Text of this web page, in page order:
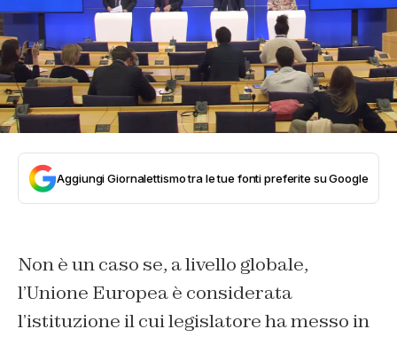
Aggiungi Giornalettismo tra le tue fonti preferite su Google
Non è un caso se, a livello globale,
l’Unione Europea è considerata
l’istituzione il cui legislatore ha messo in